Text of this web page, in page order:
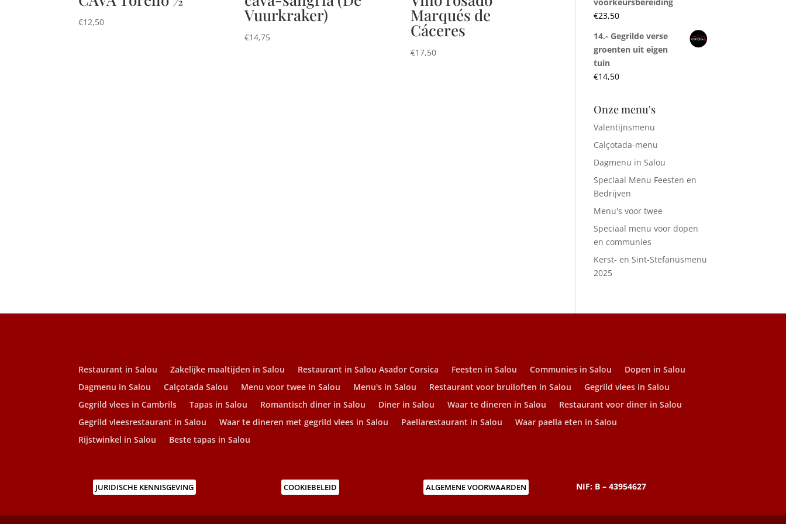
€12,50 Vuurkraker)
€14,75
Marqués de
Cáceres
€17,50
€23,50
14.- Gegrilde verse
groenten uit eigen
tuin
€14,50
Onze menu's
Valentijnsmenu
Calçotada-menu
Dagmenu in Salou
Speciaal Menu Feesten en
Bedrijven
Menu's voor twee
Speciaal menu voor dopen
en communies
Kerst- en Sint-Stefanusmenu
2025
Restaurant in Salou Zakelijke maaltijden in Salou Restaurant in Salou Asador Corsica Feesten in Salou Communies in Salou
Dopen in Salou
Dagmenu in Salou
Calçotada Salou Menu voor twee in Salou Menu's in Salou Restaurant voor bruiloften in Salou
Gegrild vlees in Salou
Gegrild vlees in Cambrils
Tapas in Salou Romantisch diner in Salou Diner in Salou Waar te dineren in Salou
Restaurant voor diner in Salou
Gegrild vleesrestaurant in Salou
Waar te dineren met gegrild vlees in Salou Paellarestaurant in Salou
Waar paella eten in Salou
Rijstwinkel in Salou
Beste tapas in Salou
JURIDISCHE KENNISGEVING COOKIEBELEID ALGEMENE VOORWAARDEN NIF: B – 43954627